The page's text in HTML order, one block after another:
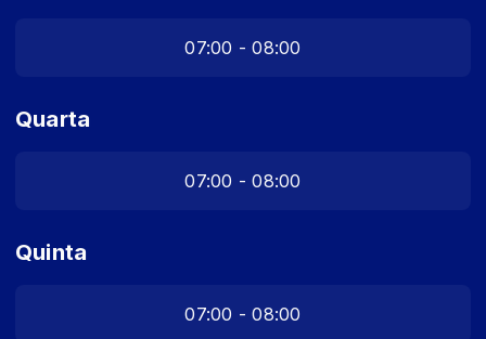
07:00 - 08:00
Quarta
07:00 - 08:00
Quinta
07:00 - 08:00